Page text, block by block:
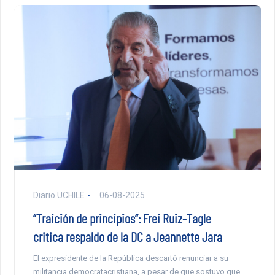
Diario UCHILE 06-08-2025
“Traición de principios”: Frei Ruiz-Tagle
critica respaldo de la DC a Jeannette Jara
El expresidente de la República descartó renunciar a su
militancia democratacristiana, a pesar de que sostuvo que